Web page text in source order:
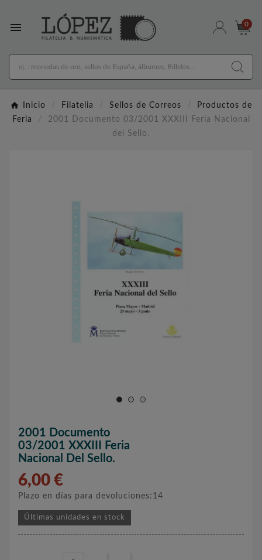
 0
Inicio Filatelia Sellos de Correos
Productos de
Feria
2001 Documento 03/2001 XXXIII Feria Nacional
del Sello.
2001 Documento
03/2001 XXXIII Feria
Nacional Del Sello.
6,00 €
Plazo en días para devoluciones:14
Últimas unidades en stock